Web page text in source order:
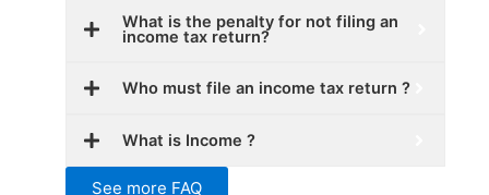
What is the penalty for not filing an
income tax return?
Who must file an income tax return ?
What is Income ?
See more FAQ